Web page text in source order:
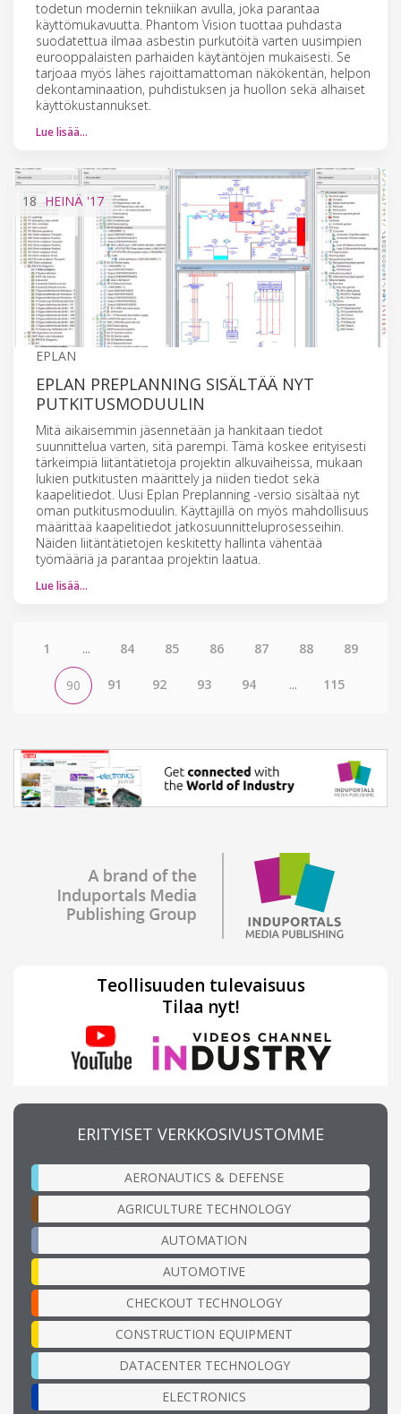
todetun modernin tekniikan avulla, joka parantaa
käyttömukavuutta. Phantom Vision tuottaa puhdasta
suodatettua ilmaa asbestin purkutöitä varten uusimpien
eurooppalaisten parhaiden käytäntöjen mukaisesti. Se
tarjoaa myös lähes rajoittamattoman näkökentän, helpon
dekontaminaation, puhdistuksen ja huollon sekä alhaiset
käyttökustannukset.
Lue lisää…
18 HEINÄ '17
EPLAN
EPLAN PREPLANNING SISÄLTÄÄ NYT
PUTKITUSMODUULIN
Mitä aikaisemmin jäsennetään ja hankitaan tiedot
suunnittelua varten, sitä parempi. Tämä koskee erityisesti
tärkeimpiä liitäntätietoja projektin alkuvaiheissa, mukaan
lukien putkitusten määrittely ja niiden tiedot sekä
kaapelitiedot. Uusi Eplan Preplanning -versio sisältää nyt
oman putkitusmoduulin. Käyttäjillä on myös mahdollisuus
määrittää kaapelitiedot jatkosuunnitteluprosesseihin.
Näiden liitäntätietojen keskitetty hallinta vähentää
työmääriä ja parantaa projektin laatua.
Lue lisää…
1 ... 84 85 86 87 88 89
90 91 92 93 94 ... 115
Teollisuuden tulevaisuus
Tilaa nyt!
ERITYISET VERKKOSIVUSTOMME
AERONAUTICS & DEFENSE
AGRICULTURE TECHNOLOGY
AUTOMATION
AUTOMOTIVE
CHECKOUT TECHNOLOGY
CONSTRUCTION EQUIPMENT
DATACENTER TECHNOLOGY
ELECTRONICS